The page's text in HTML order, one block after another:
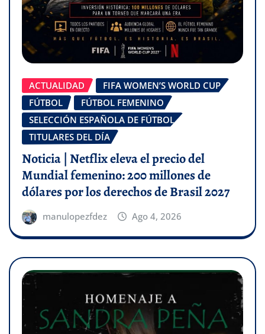
ACTUALIDAD
FIFA WOMEN’S WORLD CUP
FÚTBOL
FÚTBOL FEMENINO
SELECCIÓN ESPAÑOLA DE FÚTBOL
TITULARES DEL DÍA
Noticia | Netflix eleva el precio del
Mundial femenino: 200 millones de
dólares por los derechos de Brasil 2027
manulopezfdez Ago 4, 2026